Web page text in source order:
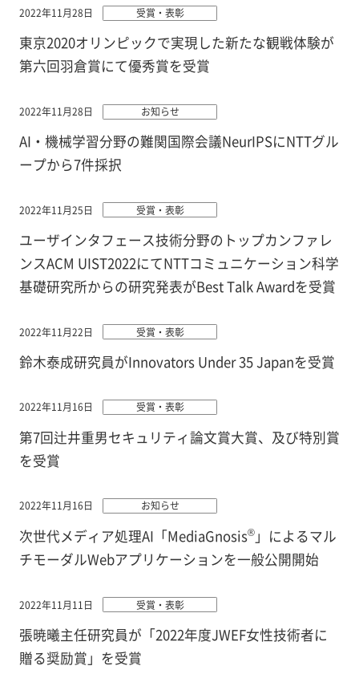
2022年11月28日 受賞・表彰
東京2020オリンピックで実現した新たな観戦体験が
第六回羽倉賞にて優秀賞を受賞
2022年11月28日 お知らせ
AI・機械学習分野の難関国際会議NeurIPSにNTTグル
ープから7件採択
2022年11月25日 受賞・表彰
ユーザインタフェース技術分野のトップカンファレ
ンスACM UIST2022にてNTTコミュニケーション科学
基礎研究所からの研究発表がBest Talk Awardを受賞
2022年11月22日 受賞・表彰
鈴木泰成研究員がInnovators Under 35 Japanを受賞
2022年11月16日 受賞・表彰
第7回辻井重男セキュリティ論文賞大賞、及び特別賞
を受賞
2022年11月16日 お知らせ
次世代メディア処理AI「MediaGnosis®」によるマル
チモーダルWebアプリケーションを一般公開開始
2022年11月11日 受賞・表彰
張暁曦主任研究員が「2022年度JWEF女性技術者に
贈る奨励賞」を受賞